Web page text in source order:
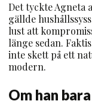
Det tyckte Agneta
gällde
lust att
länge sedan.
inte skett på ett
modern.
Om han